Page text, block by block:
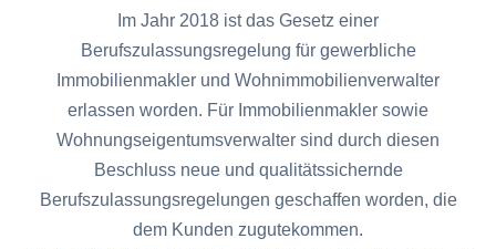
Im Jahr 2018 ist das Gesetz einer
Berufszulassungsregelung für gewerbliche
Immobilienmakler und Wohnimmobilienverwalter
erlassen worden. Für Immobilienmakler sowie
Wohnungseigentumsverwalter sind durch diesen
Beschluss neue und qualitätssichernde
Berufszulassungsregelungen geschaffen worden, die
dem Kunden zugutekommen.